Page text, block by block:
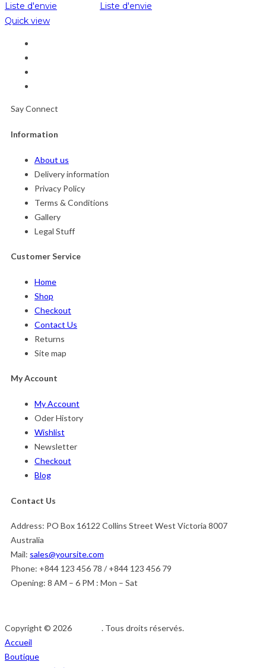
Liste d'envie
Liste d'envie
Quick view
Say Connect
Information
About us
Delivery information
Privacy Policy
Terms & Conditions
Gallery
Legal Stuff
Customer Service
Home
Shop
Checkout
Contact Us
Returns
Site map
My Account
My Account
Oder History
Wishlist
Newsletter
Checkout
Blog
Contact Us
Address: PO Box 16122 Collins Street West Victoria 8007
Australia
Mail: sales@yoursite.com
Phone: +844 123 456 78 / +844 123 456 79
Opening: 8 AM – 6 PM : Mon – Sat
Copyright © 2026
. Tous droits réservés.
Accueil
Boutique